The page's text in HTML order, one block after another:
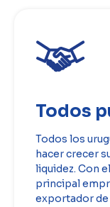
Todos
Todos los
hacer crecer
liquidez. Con
principal
exportador de